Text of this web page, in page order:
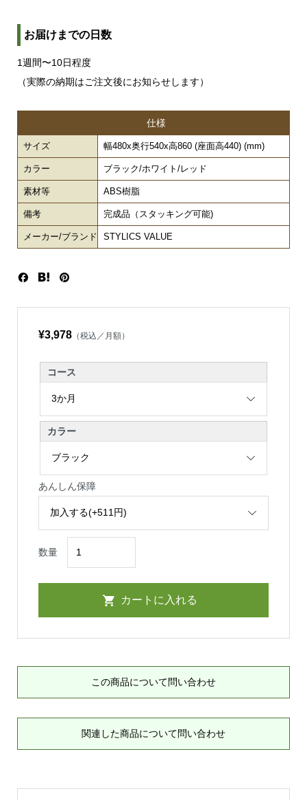
お届けまでの日数
1週間〜10日程度
（実際の納期はご注文後にお知らせします）
仕様
サイズ 幅480x奥行540x高860 (座面高440) (mm)
カラー ブラック/ホワイト/レッド
素材等 ABS樹脂
備考 完成品（スタッキング可能)
メーカー/ブランド STYLICS VALUE
¥3,978（税込／月額）
コース
カラー
あんしん保障
数量
この商品について問い合わせ
関連した商品について問い合わせ